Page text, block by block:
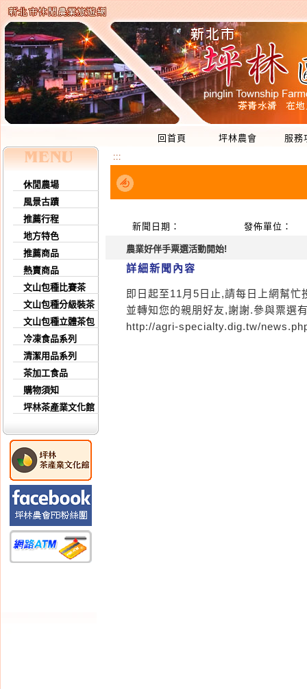
回首頁 坪林農會 服務
休閒農場
風景古蹟
推薦行程
地方特色
推薦商品
熱賣商品
文山包種比賽茶
文山包種分級裝茶
文山包種立體茶包
冷凍食品系列
清潔用品系列
茶加工食品
購物須知
坪林茶產業文化館
:::
新聞日期： 發佈單位：
農業好伴手票選活動開始!
詳細新聞內容
即日起至11月5日止,請每日上網幫
並轉知您的親朋好友,謝謝.參與票選
http://agri-specialty.dig.tw/